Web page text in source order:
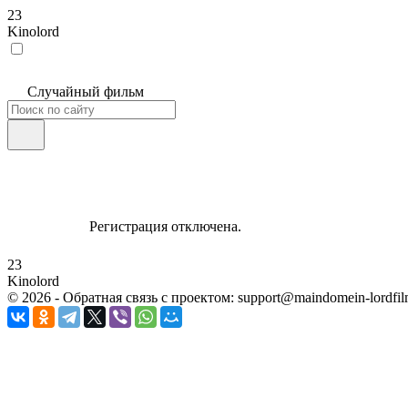
23
Kinolord
Случайный фильм
Регистрация отключена.
23
Kinolord
© 2026 - Обратная связь с проектом: support@maindomein-